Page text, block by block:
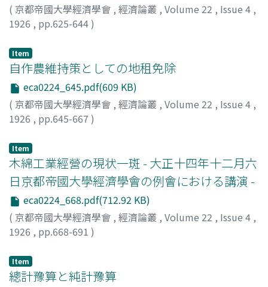
( 京都帝國大學經濟學會 , 經濟論叢 , Volume 22 , Issue 4 ,
1926 , pp.625-644)
Item
自作農維持策としての地租免除
eca0224_645.pdf(609 KB)
( 京都帝國大學經濟學會 , 經濟論叢 , Volume 22 , Issue 4 ,
1926 , pp.645-667 )
Item
木綿工業經營の現状一斑 - 大正十四年十二月六
日京都帝國大學經濟學會の例會における講演 -
eca0224_668.pdf(712.92 KB)
( 京都帝國大學經濟學會 , 經濟論叢 , Volume 22 , Issue 4 ,
1926 , pp.668-691 )
Item
總計豫算と純計豫算